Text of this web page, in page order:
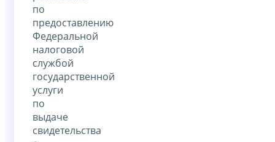
по
предоставлению
Федеральной
налоговой
службой
государственной
услуги
по
выдаче
свидетельства